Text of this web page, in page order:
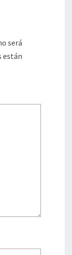
será
están